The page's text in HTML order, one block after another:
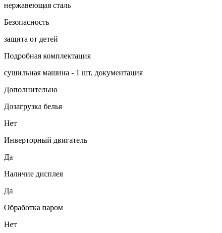
нержавеющая сталь
Безопасность
защита от детей
Подробная комплектация
сушильная машина - 1 шт, документация
Дополнительно
Дозагрузка белья
Нет
Инверторный двигатель
Да
Наличие дисплея
Да
Обработка паром
Нет